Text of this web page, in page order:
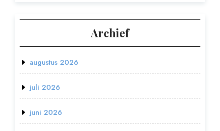
Archief
augustus 2026
juli 2026
juni 2026